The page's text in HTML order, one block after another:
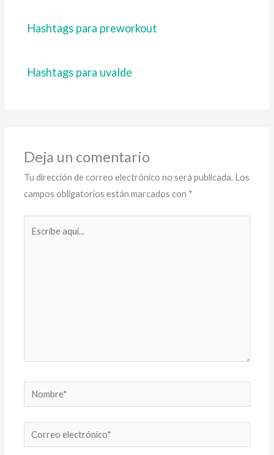
Hashtags para preworkout
Hashtags para uvalde
Deja un comentario
Tu dirección de correo electrónico no será publicada. Los
campos obligatorios están marcados con *
Nombre*
Correo
electrónico*